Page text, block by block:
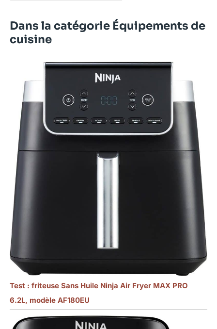
Dans la catégorie Équipements de
cuisine
Test : friteuse Sans Huile Ninja Air Fryer MAX PRO
6.2L, modèle AF180EU